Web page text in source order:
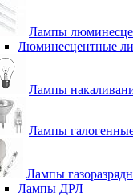
Лампы
Люминесцентные
Лампы
Лампы
Лампы
Лампы ДРЛ